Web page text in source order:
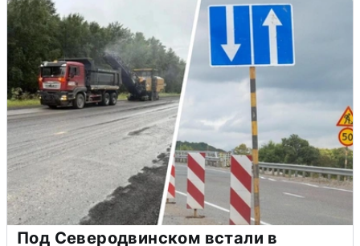
Под Северодвинском встали в